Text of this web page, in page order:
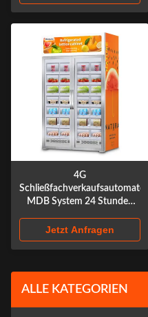
4G
Schließfachverkaufsautomaten,
MDB System 24 Stunden
Jetzt Anfragen
ALLE KATEGORIEN